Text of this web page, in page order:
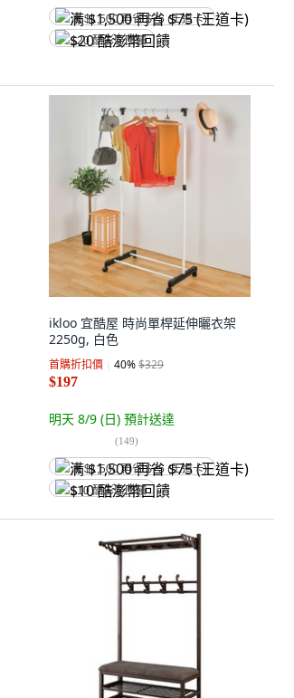
满 $1,500 再省 $75 (王道卡)
$20 酷澎幣回饋
ikloo 宜酷屋 時尚單桿延伸曬衣架
2250g, 白色
首購折扣價 40%$329
$197
明天 8/9 (日) 預計送達
(149)
满 $1,500 再省 $75 (王道卡)
$10 酷澎幣回饋